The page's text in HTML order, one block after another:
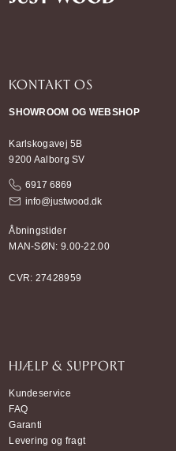
KONTAKT OS
SHOWROOM OG WEBSHOP
Karlskogavej 5B
9200 Aalborg SV
6917 6869
info@justwood.dk
Åbningstider
MAN-SØN: 9.00-22.00
CVR: 27428959
HJÆLP & SUPPORT
Kundeservice
FAQ
Garanti
Levering og fragt